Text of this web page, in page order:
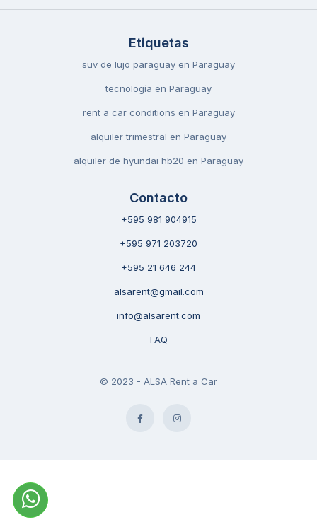
Etiquetas
suv de lujo paraguay en Paraguay
tecnología en Paraguay
rent a car conditions en Paraguay
alquiler trimestral en Paraguay
alquiler de hyundai hb20 en Paraguay
Contacto
+595 981 904915
+595 971 203720
+595 21 646 244
alsarent@gmail.com
info@alsarent.com
FAQ
© 2023 - ALSA Rent a Car